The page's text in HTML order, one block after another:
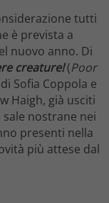
tutti
è prevista a
nuovo anno. Di
creature!(Poor
di Sofia Coppola e
Haigh, già usciti
nostrane nei
presenti nella
più attese dal